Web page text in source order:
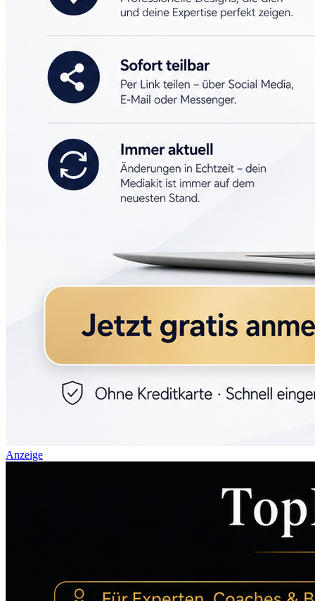
Anzeige